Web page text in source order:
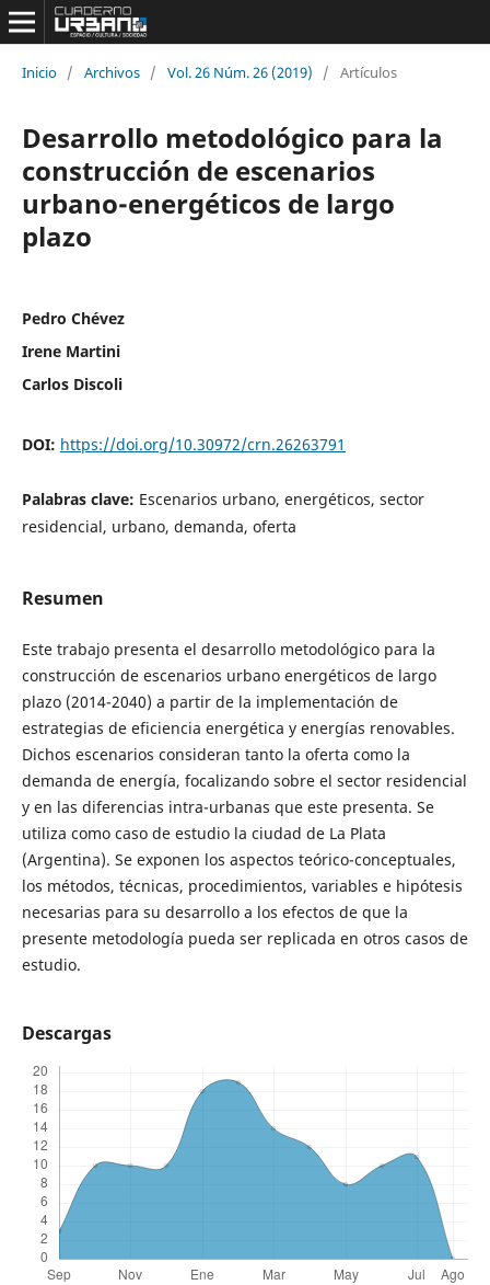
Inicio / Archivos / Vol. 26 Núm. 26 (2019) / Artículos
Desarrollo metodológico para la
construcción de escenarios
urbano-energéticos de largo
plazo
Pedro Chévez
Irene Martini
Carlos Discoli
DOI: https://doi.org/10.30972/crn.26263791
Palabras clave: Escenarios urbano, energéticos, sector
residencial, urbano, demanda, oferta
Resumen
Este trabajo presenta el desarrollo metodológico para la
construcción de escenarios urbano energéticos de largo
plazo (2014-2040) a partir de la implementación de
estrategias de eficiencia energética y energías renovables.
Dichos escenarios consideran tanto la oferta como la
demanda de energía, focalizando sobre el sector residencial
y en las diferencias intra-urbanas que este presenta. Se
utiliza como caso de estudio la ciudad de La Plata
(Argentina). Se exponen los aspectos teórico-conceptuales,
los métodos, técnicas, procedimientos, variables e hipótesis
necesarias para su desarrollo a los efectos de que la
presente metodología pueda ser replicada en otros casos de
estudio.
Descargas